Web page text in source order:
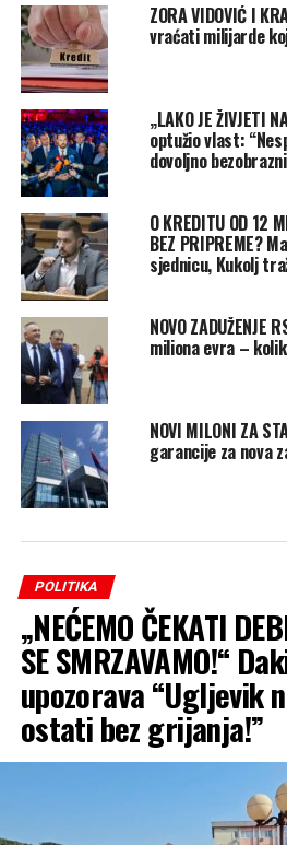
ZORA VIDOVIĆ I
vraćati milijarde
„LAKO JE ŽIVJETI
optužio vlast:
dovoljno
O KREDITU OD 12
BEZ PRIPREME?
sjednicu, Kukolj
NOVO ZADUŽENJE
miliona evra –
NOVI MILONI ZA
garancije za nova
POLITIKA
„NEĆEMO ČEKATI
SE SMRZAVAMO!“
upozorava “Ugljevik
ostati bez grijanja!”